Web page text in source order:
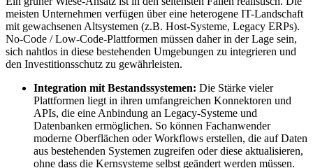
meisten Unternehmen verfügen über eine heterogene IT-Landschaft
mit gewachsenen Altsystemen (z.B. Host-Systeme, Legacy ERPs).
No-Code / Low-Code-Plattformen müssen daher in der Lage sein,
sich nahtlos in diese bestehenden Umgebungen zu integrieren und
den Investitionsschutz zu gewährleisten.
Integration mit Bestandssystemen: Die Stärke vieler
Plattformen liegt in ihren umfangreichen Konnektoren und
APIs, die eine Anbindung an Legacy-Systeme und
Datenbanken ermöglichen. So können Fachanwender
moderne Oberflächen oder Workflows erstellen, die auf Daten
aus bestehenden Systemen zugreifen oder diese aktualisieren,
ohne dass die Kernsysteme selbst geändert werden müssen.